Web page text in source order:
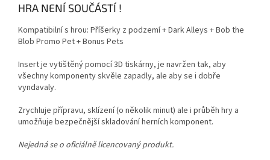
HRA NENÍ SOUČÁSTÍ !
Kompatibilní s hrou: Příšerky z podzemí + Dark Alleys + Bob the
Blob Promo Pet + Bonus Pets
Insert je vytištěný pomocí 3D tiskárny, je navržen tak, aby
všechny komponenty skvěle zapadly, ale aby se i dobře
vyndavaly.
Zrychluje přípravu, sklízení (o několik minut) ale i průběh hry a
umožňuje bezpečnější skladování herních komponent.
Nejedná se o oficiálně licencovaný produkt.